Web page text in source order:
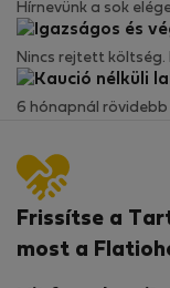
Hírnevünk a sok
Nincs rejtett költség.
6 hónapnál rövidebb
Frissítse a
most a